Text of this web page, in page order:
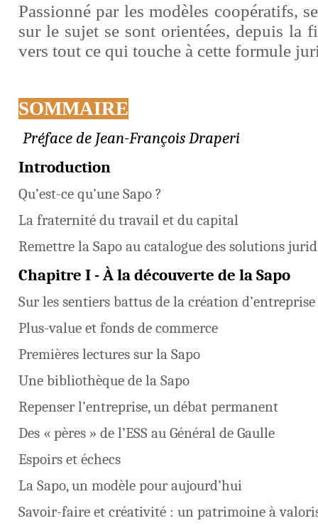
Passionné par les modèles coopératifs,
sur le sujet se sont orientées, depuis la
vers tout ce qui touche à cette formule
SOMMAIRE
Préface de Jean-François Draperi
Introduction
Qu’est-ce qu’une Sapo ?
La fraternité du travail et du capital
Remettre la Sapo au catalogue des solutions
Chapitre I - À la découverte de la Sapo
Sur les sentiers battus de la création d’entreprise
Plus-value et fonds de commerce
Premières lectures sur la Sapo
Une bibliothèque de la Sapo
Repenser l’entreprise, un débat permanent
Des « pères » de l’ESS au Général de Gaulle
Espoirs et échecs
La Sapo, un modèle pour aujourd’hui
Savoir-faire et créativité : un patrimoine à